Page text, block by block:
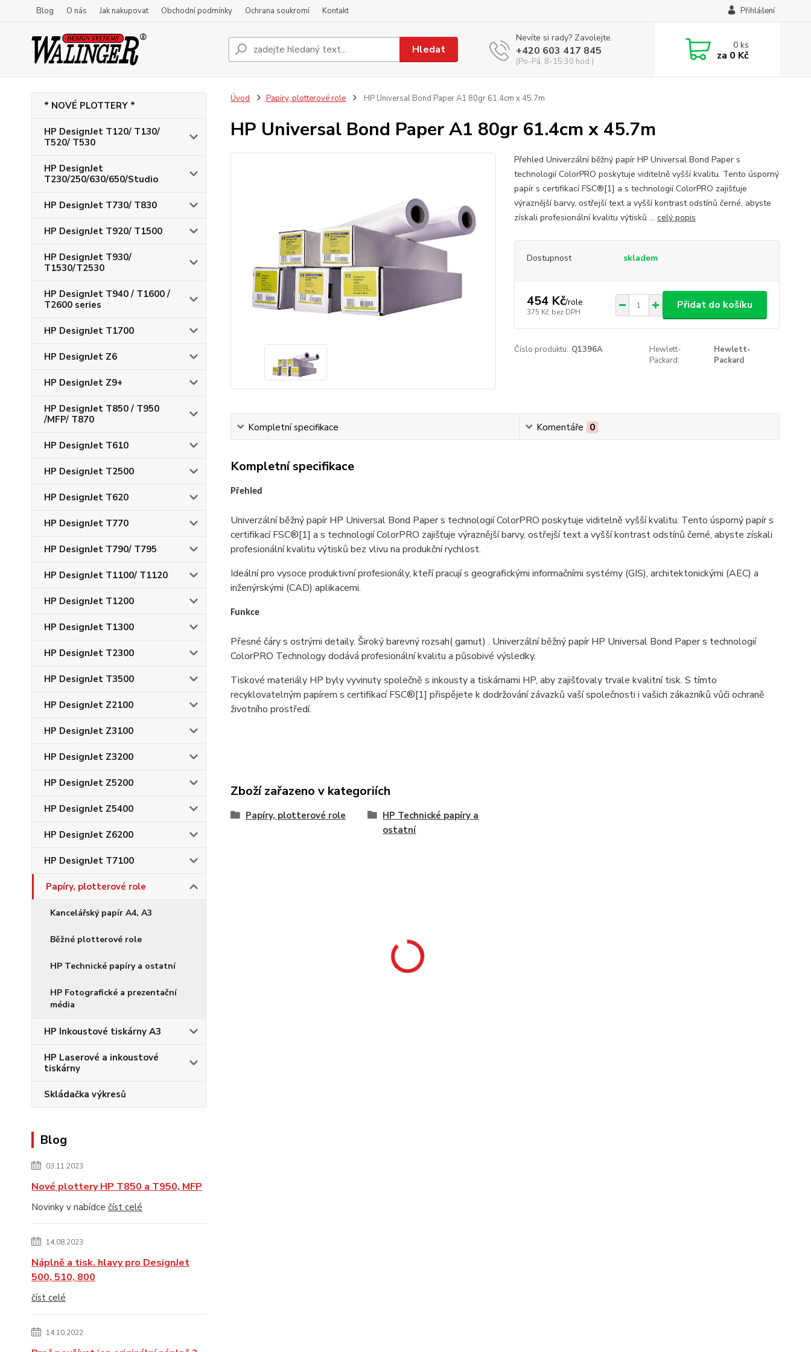
Blog O nás Jak nakupovat Obchodní podmínky Ochrana soukromí Kontakt Přihlášení
Hledat
Nevíte si rady? Zavolejte.
+420 603 417 845
(Po-Pá, 8-15:30 hod.)
0ks
za 0 Kč
* NOVÉ PLOTTERY *
HP DesignJet T120/ T130/
T520/ T530
HP DesignJet
T230/250/630/650/Studio
HP DesignJet T730/ T830
HP DesignJet T920/ T1500
HP DesignJet T930/
T1530/T2530
HP DesignJet T940 / T1600 /
T2600 series
HP DesignJet T1700
HP DesignJet Z6
HP DesignJet Z9+
HP DesignJet T850 / T950
/MFP/ T870
HP DesignJet T610
HP DesignJet T2500
HP DesignJet T620
HP DesignJet T770
HP DesignJet T790/ T795
HP DesignJet T1100/ T1120
HP DesignJet T1200
HP DesignJet T1300
HP DesignJet T2300
HP DesignJet T3500
HP DesignJet Z2100
HP DesignJet Z3100
HP DesignJet Z3200
HP DesignJet Z5200
HP DesignJet Z5400
HP DesignJet Z6200
HP DesignJet T7100
Papíry, plotterové role
Kancelářský papír A4, A3
Běžné plotterové role
HP Technické papíry a ostatní
HP Fotografické a prezentační
média
HP Inkoustové tiskárny A3
HP Laserové a inkoustové
tiskárny
Skládačka výkresů
Blog
03.11.2023
Nové plottery HP T850 a T950, MFP
Novinky v nabídce číst celé
14.08.2023
Náplně a tisk. hlavy pro DesignJet
500, 510, 800
číst celé
14.10.2022
Úvod Papíry, plotterové role HP Universal Bond Paper A1 80gr 61.4cm x 45.7m
HP Universal Bond Paper A1 80gr 61.4cm x 45.7m
Přehled Univerzální běžný papír HP Universal Bond Paper s
technologií ColorPRO poskytuje viditelně vyšší kvalitu. Tento úsporný
papír s certifikací FSC®[1] a s technologií ColorPRO zajišťuje
výraznější barvy, ostřejší text a vyšší kontrast odstínů černé, abyste
získali profesionální kvalitu výtisků ... celý popis
Dostupnost skladem
454 Kč/role
375 Kč bez DPH
Přidat do košíku
Číslo produktu: Q1396A
Hewlett-
Packard:
Hewlett-
Packard
Kompletní specifikace Komentáře 0
Kompletní specifikace
Přehled
Univerzální běžný papír HP Universal Bond Paper s technologií ColorPRO poskytuje viditelně vyšší kvalitu. Tento úsporný papír s
certifikací FSC®[1] a s technologií ColorPRO zajišťuje výraznější barvy, ostřejší text a vyšší kontrast odstínů černé, abyste získali
profesionální kvalitu výtisků bez vlivu na produkční rychlost.
Ideální pro vysoce produktivní profesionály, kteří pracují s geografickými informačními systémy (GIS), architektonickými (AEC) a
inženýrskými (CAD) aplikacemi.
Funkce
Přesné čáry s ostrými detaily. Široký barevný rozsah( gamut) . Univerzální běžný papír HP Universal Bond Paper s technologií
ColorPRO Technology dodává profesionální kvalitu a působivé výsledky.
Tiskové materiály HP byly vyvinuty společně s inkousty a tiskárnami HP, aby zajišťovaly trvale kvalitní tisk. S tímto
recyklovatelným papírem s certifikací FSC®[1] přispějete k dodržování závazků vaší společnosti i vašich zákazníků vůči ochraně
životního prostředí.
Zboží zařazeno v kategoriích
Papíry, plotterové role
HP Technické papíry a
ostatní